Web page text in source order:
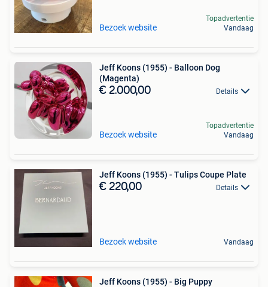
Bezoek website
Topadvertentie
Vandaag
Jeff Koons (1955) - Balloon Dog
(Magenta)
€ 2.000,00 Details
Bezoek website
Topadvertentie
Vandaag
Jeff Koons (1955) - Tulips Coupe Plate
€ 220,00 Details
Bezoek website Vandaag
Jeff Koons (1955) - Big Puppy